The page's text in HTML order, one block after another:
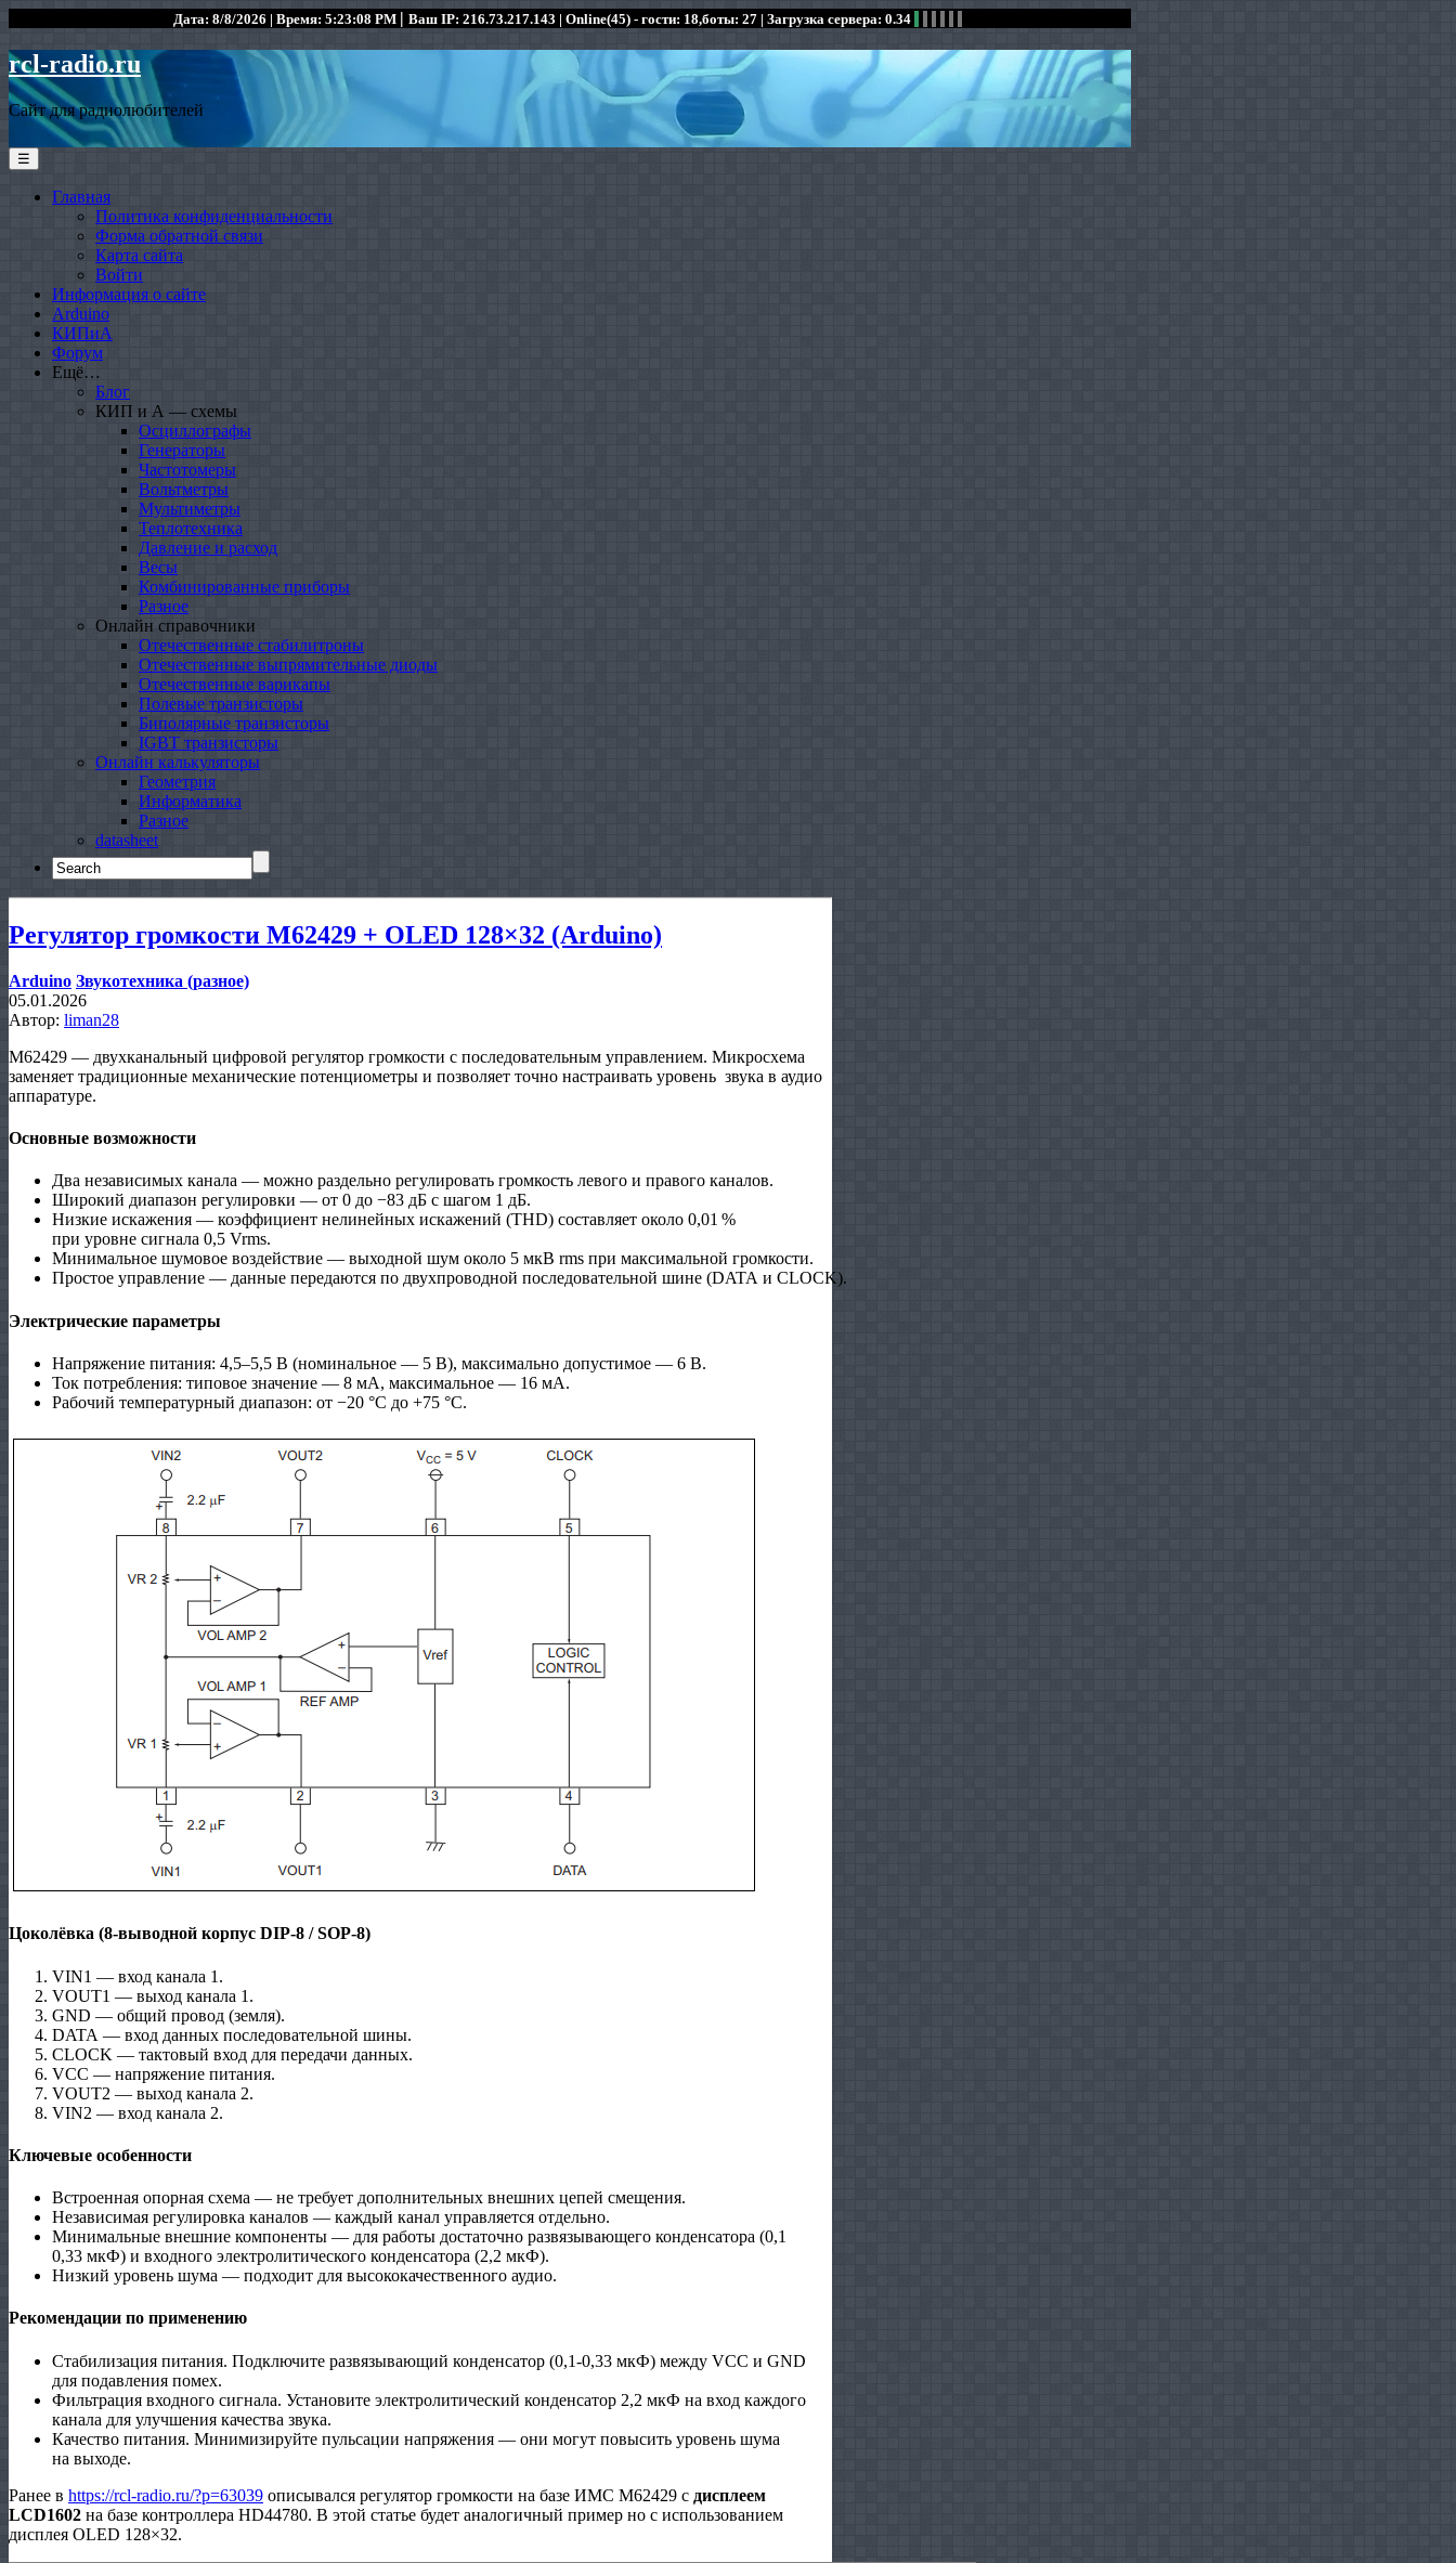
Дата: 8/8/2026 | Время: 5:23:08 PM | Ваш IP: 216.73.217.143 | Online(45) - гости: 18,боты: 27 | Загрузка сервера: 0.34
rcl-radio.ru
Сайт для радиолюбителей
☰
Главная
Политика конфиденциальности
Форма обратной связи
Карта сайта
Войти
Информация о сайте
Arduino
КИПиА
Форум
Ещё…
Блог
КИП и А — схемы
Осциллографы
Генераторы
Частотомеры
Вольтметры
Мультиметры
Теплотехника
Давление и расход
Весы
Комбинированные приборы
Разное
Онлайн справочники
Отечественные стабилитроны
Отечественные выпрямительные диоды
Отечественные варикапы
Полевые транзисторы
Биполярные транзисторы
IGBT транзисторы
Онлайн калькуляторы
Геометрия
Информатика
Разное
datasheet
Search
for:
Регулятор громкости M62429 + OLED 128×32 (Arduino)
Arduino Звукотехника (разное)
05.01.2026
Автор: liman28
M62429 — двухканальный цифровой регулятор громкости с последовательным управлением. Микросхема
заменяет традиционные механические потенциометры и позволяет точно настраивать уровень звука в аудио
аппаратуре.
Основные возможности
Два независимых канала — можно раздельно регулировать громкость левого и правого каналов.
Широкий диапазон регулировки — от 0 до −83 дБ с шагом 1 дБ.
Низкие искажения — коэффициент нелинейных искажений (THD) составляет около 0,01 %
при уровне сигнала 0,5 Vrms.
Минимальное шумовое воздействие — выходной шум около 5 мкВ rms при максимальной громкости.
Простое управление — данные передаются по двухпроводной последовательной шине (DATA и CLOCK).
Электрические параметры
Напряжение питания: 4,5–5,5 В (номинальное — 5 В), максимально допустимое — 6 В.
Ток потребления: типовое значение — 8 мА, максимальное — 16 мА.
Рабочий температурный диапазон: от −20 °C до +75 °C.
Цоколёвка (8‑выводной корпус DIP‑8 / SOP‑8)
VIN1 — вход канала 1.
VOUT1 — выход канала 1.
GND — общий провод (земля).
DATA — вход данных последовательной шины.
CLOCK — тактовый вход для передачи данных.
VCC — напряжение питания.
VOUT2 — выход канала 2.
VIN2 — вход канала 2.
Ключевые особенности
Встроенная опорная схема — не требует дополнительных внешних цепей смещения.
Независимая регулировка каналов — каждый канал управляется отдельно.
Минимальные внешние компоненты — для работы достаточно развязывающего конденсатора (0,1
0,33 мкФ) и входного электролитического конденсатора (2,2 мкФ).
Низкий уровень шума — подходит для высококачественного аудио.
Рекомендации по применению
Стабилизация питания. Подключите развязывающий конденсатор (0,1-0,33 мкФ) между VCC и GND
для подавления помех.
Фильтрация входного сигнала. Установите электролитический конденсатор 2,2 мкФ на вход каждого
канала для улучшения качества звука.
Качество питания. Минимизируйте пульсации напряжения — они могут повысить уровень шума
на выходе.
Ранее в https://rcl-radio.ru/?p=63039 описывался регулятор громкости на базе ИМС M62429 с дисплеем
LCD1602 на базе контроллера HD44780. В этой статье будет аналогичный пример но с использованием
дисплея OLED 128×32.